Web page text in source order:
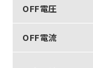
OFF電圧
OFF電流